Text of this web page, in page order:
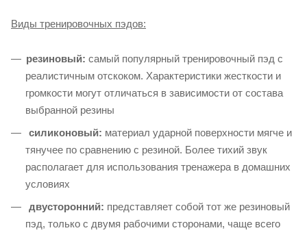
Виды тренировочных пэдов:
резиновый: самый популярный тренировочный пэд с
реалистичным отскоком. Характеристики жесткости и
громкости могут отличаться в зависимости от состава
выбранной резины
силиконовый: материал ударной поверхности мягче и
тянучее по сравнению с резиной. Более тихий звук
располагает для использования тренажера в домашних
условиях
двусторонний: представляет собой тот же резиновый
пэд, только с двумя рабочими сторонами, чаще всего